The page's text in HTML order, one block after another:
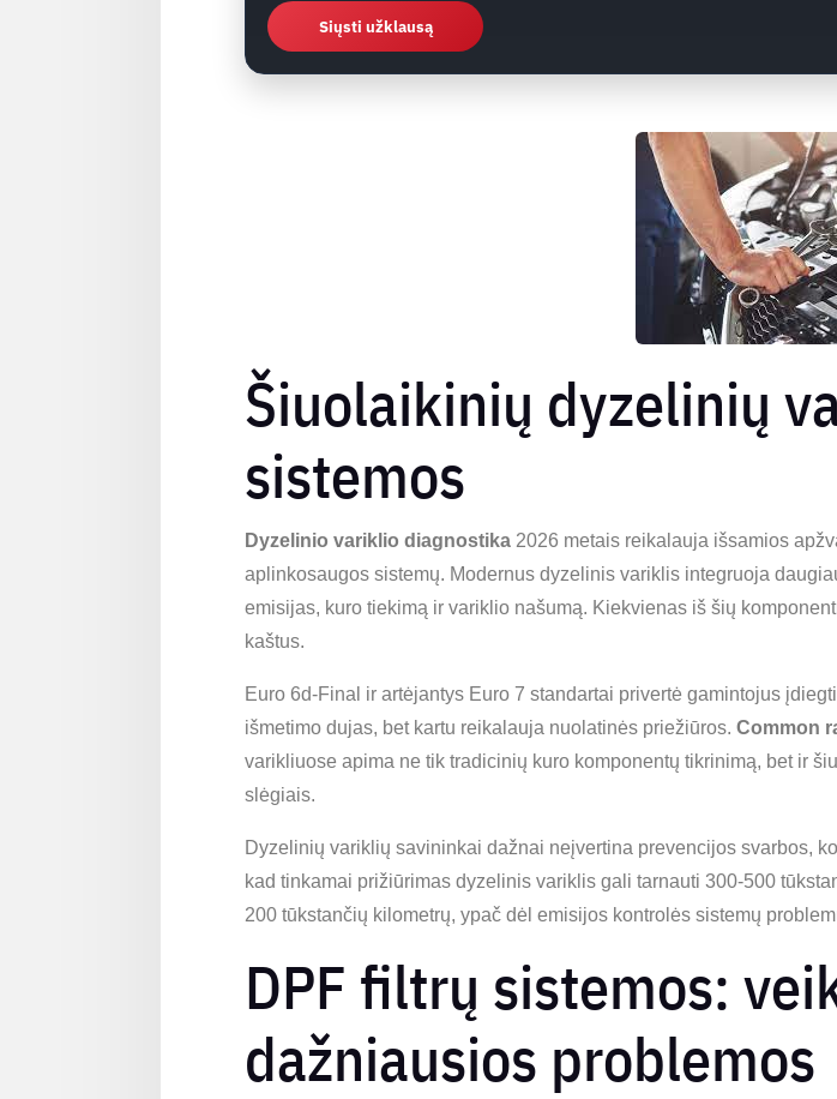
Siųsti užklausą
Šiuolaikinių dyzelinių
sistemos
Dyzelinio variklio diagnostika 2026 metais reikalauja išsamios
aplinkosaugos sistemų. Modernus dyzelinis variklis integruoja
emisijas, kuro tiekimą ir variklio našumą. Kiekvienas iš šių
kaštus.
Euro 6d-Final ir artėjantys Euro 7 standartai privertė gamintojus
išmetimo dujas, bet kartu reikalauja nuolatinės priežiūros.Common
varikliuose apima ne tik tradicinių kuro komponentų tikrinimą, bet ir
slėgiais.
Dyzelinių variklių savininkai dažnai neįvertina prevencijos svarbos,
kad tinkamai prižiūrimas dyzelinis variklis gali tarnauti 300-500
200 tūkstančių kilometrų, ypač dėl emisijos kontrolės sistemų
DPF filtrų sistemos:
dažniausios problemos